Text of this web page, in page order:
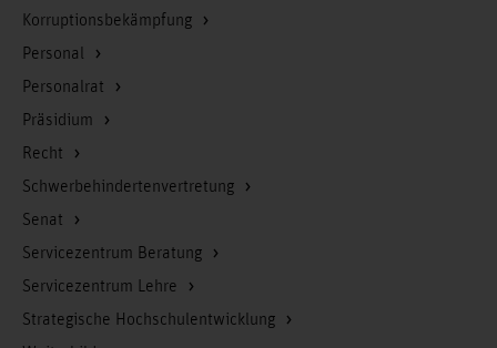
Korruptionsbekämpfung
Personal
Personalrat
Präsidium
Recht
Schwerbehindertenvertretung
Senat
Servicezentrum Beratung
Servicezentrum Lehre
Strategische Hochschulentwicklung